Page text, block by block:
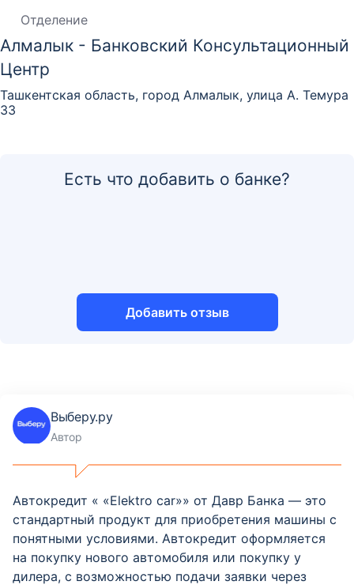
Отделение
Алмалык - Банковский Консультационный
Центр
Ташкентская область, город Алмалык, улица А. Темура
33
Алтыарик - Банковский
Отделение
Ангрен - Банковский Консультационный
Отделение
Консультационный Центр
Город Ахангарон, Ташкентская область. Ориентир:
Ресторан Мажнунтал
Отделение
Есть что добавить о банке?
Добавить отзыв
Выберу.ру
Автор
Автокредит « «Elektro car»» от Давр Банка — это
стандартный продукт для приобретения машины с
понятными условиями. Автокредит оформляется
на покупку нового автомобиля или покупку у
дилера, с возможностью подачи заявки через